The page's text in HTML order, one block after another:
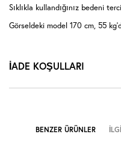
Sıklıkla kullandığınız bedeni
Görseldeki model 170 cm, 55
İADE KOŞULLARI
BENZER ÜRÜNLER